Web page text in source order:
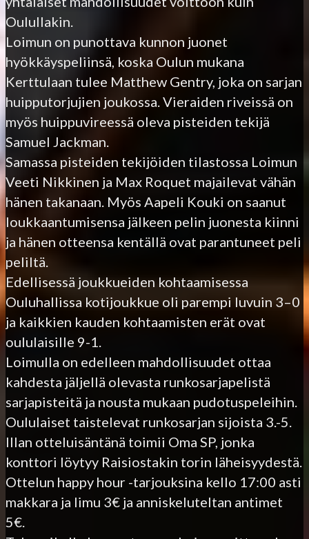
Oulullakin.
Loimun on punottava kunnon juonet
hyökkäyspeliinsä, koska Oulun mukana
Kerttulaan tulee Matthew Gentry, joka on sarjan
huipputorjujien joukossa. Vieraiden riveissä on
myös huippuvireessä oleva pisteiden tekijä
Samuel Jackman.
Samassa pisteiden tekijöiden tilastossa Loimun
Veeti Nikkinen ja Max Roquet majailevat vähän
hänen takanaan. Myös Aapeli Kouki on saanut
loukkaantumisensa jälkeen pelin juonesta kiinni
ja hänen otteensa kentällä ovat parantuneet peli
peliltä.
Edellisessä joukkueiden kohtaamisessa
Ouluhallissa kotijoukkue oli parempi luvuin 3–0
ja kaikkien kauden kohtaamisten erät ovat
oululaisille 9-1.
Loimulla on edelleen mahdollisuudet ottaa
kahdesta jäljellä olevasta runkosarjapelistä
sarjapisteitä ja nousta mukaan pudotuspeleihin.
Oululaiset taistelevat runkosarjan sijoista 3.-5.
Illan otteluisäntänä toimii Oma SP, jonka
konttori löytyy Raisiostakin torin läheisyydestä.
Ottelun happy hour -tarjouksina kello 17:00 asti
makkara ja limu 3€ ja anniskeluteltan antimet
5€.